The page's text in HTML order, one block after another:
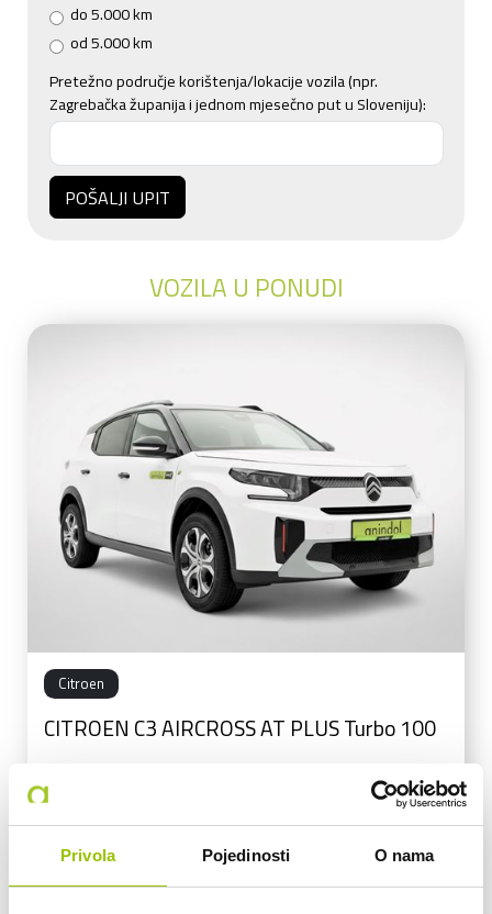
Privola Pojedinosti O nama
do 5.000 km
od 5.000 km
Pretežno područje korištenja/lokacije vozila (npr.
Zagrebačka županija i jednom mjesečno put u Sloveniju):
POŠALJI UPIT
VOZILA U PONUDI
Citroen
CITROEN C3 AIRCROSS AT PLUS Turbo 100